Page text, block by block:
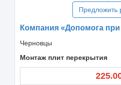
Предложить
Компания «Допомога при
Черновцы
Монтаж плит перекрытия